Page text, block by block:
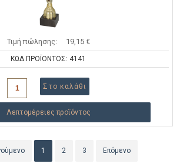
Τιμή πώλησης: 19,15 €
ΚΩΔ.ΠΡΟΪΟΝΤΟΣ: 4141
Λεπτομέρειες προϊόντος
1 2 3 Επόμενο